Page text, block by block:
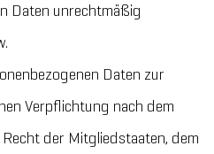
Daten unrechtmäßig
Daten zur
Verpflichtung nach dem
der Mitgliedstaaten, dem